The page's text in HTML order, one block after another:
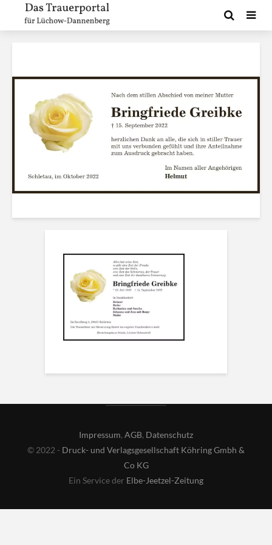
Impressum, AGB, Datenschutz
© 2022 - Druck- und Verlagsgesellschaft Köhring Gmbh &
Co KG
Ein Service der Elbe-Jeetzel-Zeitung